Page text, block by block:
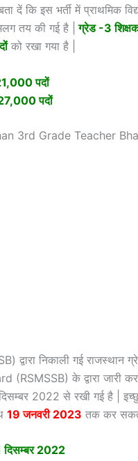
दें कि इस भर्ती में प्राथमिक
तय की गई है | ग्रेड -3
को रखा गया है |
पदों
पदों
3rd Grade Teacher
द्वारा निकाली गई
के द्वारा जारी
2022 से रखी गई है |
19 जनवरी 2023 तक कर
दिसम्बर 2022